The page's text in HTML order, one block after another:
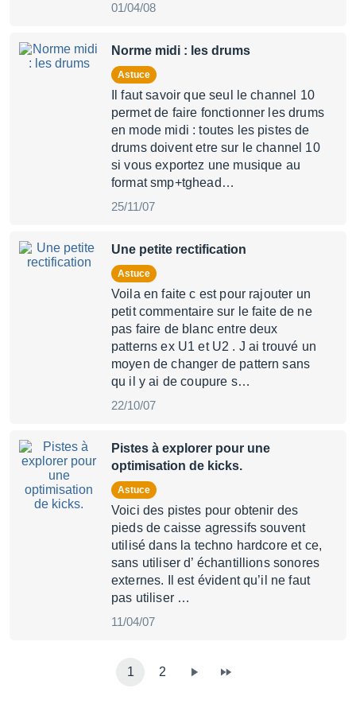
01/04/08
Norme midi : les drums
Astuce
Il faut savoir que seul le channel 10
permet de faire fonctionner les drums
en mode midi : toutes les pistes de
drums doivent etre sur le channel 10
si vous exportez une musique au
format smp+tghead…
25/11/07
Une petite rectification
Astuce
Voila en faite c est pour rajouter un
petit commentaire sur le faite de ne
pas faire de blanc entre deux
patterns ex U1 et U2 . J ai trouvé un
moyen de changer de pattern sans
qu il y ai de coupure s…
22/10/07
Pistes à explorer pour une
optimisation de kicks.
Astuce
Voici des pistes pour obtenir des
pieds de caisse agressifs souvent
utilisé dans la techno hardcore et ce,
sans utiliser d’ échantillions sonores
externes. Il est évident qu’il ne faut
pas utiliser …
11/04/07
1 2